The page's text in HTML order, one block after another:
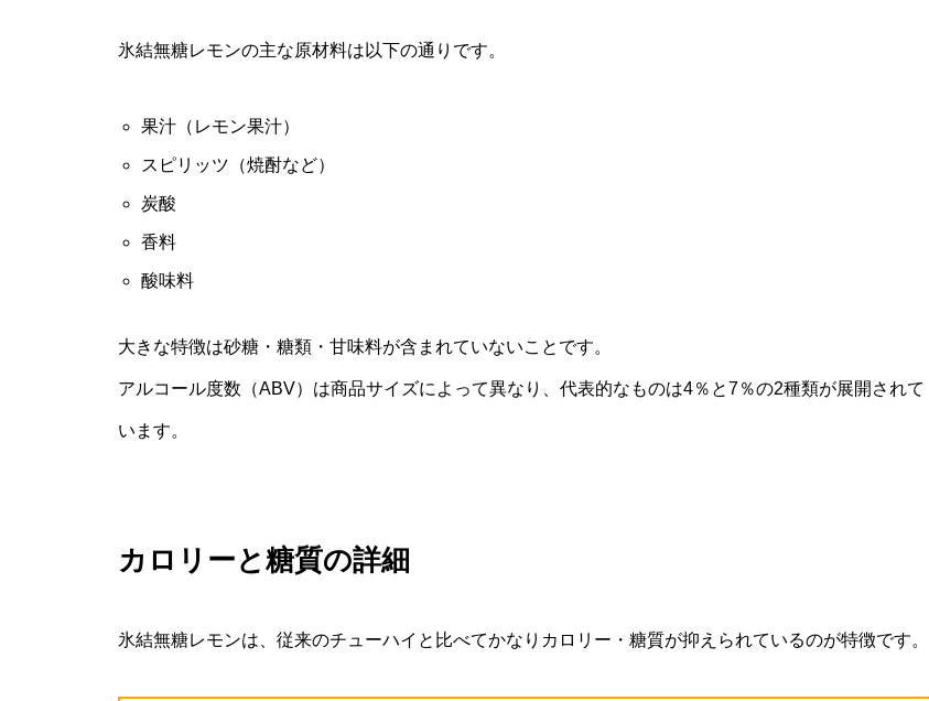
氷結無糖レモンの主な原材料は以下の通りです。
果汁（レモン果汁）
スピリッツ（焼酎など）
炭酸
香料
酸味料
大きな特徴は砂糖・糖類・甘味料が含まれていないことです。
アルコール度数（ABV）は商品サイズによって異なり、代表的なものは4％と7％の2種類が展開されて
います。
カロリーと糖質の詳細
氷結無糖レモンは、従来のチューハイと比べてかなりカロリー・糖質が抑えられているのが特徴です。